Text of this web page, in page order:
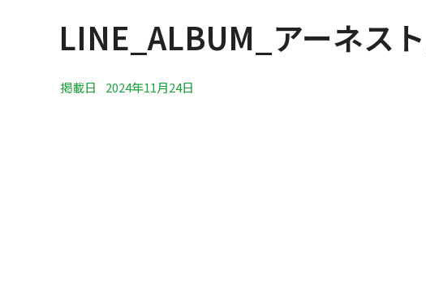
LINE_ALBUM_アーネス
掲載日 2024年11月24日